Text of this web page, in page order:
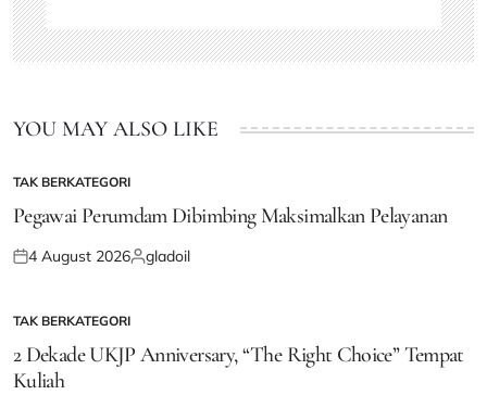
YOU MAY ALSO LIKE
POSTED
IN
TAK BERKATEGORI
Pegawai Perumdam Dibimbing Maksimalkan Pelayanan
Posted
4 August 2026Posted
gladoil
POSTED
TAK BERKATEGORI
2 Dekade UKJP Anniversary, “The Right Choice” Tempat
Kuliah